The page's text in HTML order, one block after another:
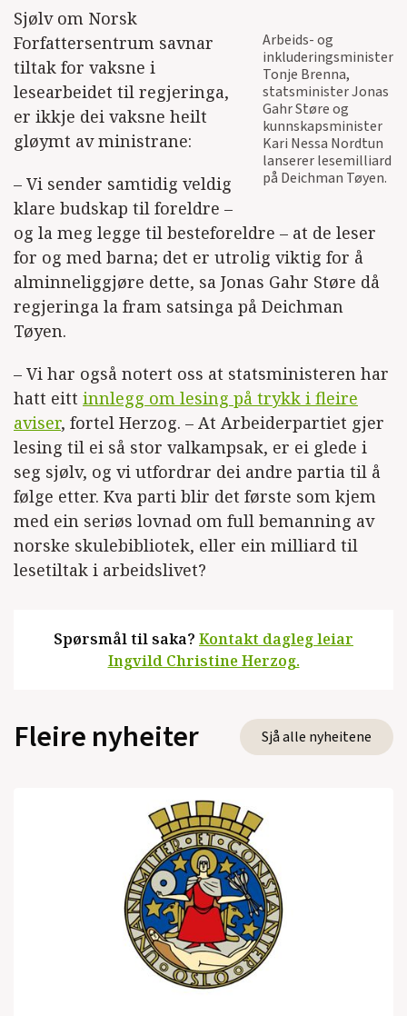
Arbeids- og
inkluderingsminister
Tonje Brenna,
statsminister Jonas
Gahr Støre og
kunnskapsminister
Kari Nessa Nordtun
lanserer lesemilliard
på Deichman Tøyen.
Sjølv om Norsk
Forfattersentrum savnar
tiltak for vaksne i
lesearbeidet til regjeringa,
er ikkje dei vaksne heilt
gløymt av ministrane:
– Vi sender samtidig veldig
klare budskap til foreldre –
og la meg legge til besteforeldre – at de leser
for og med barna; det er utrolig viktig for å
alminneliggjøre dette, sa Jonas Gahr Støre då
regjeringa la fram satsinga på Deichman
Tøyen.
– Vi har også notert oss at statsministeren har
hatt eitt innlegg om lesing på trykk i fleire
aviser, fortel Herzog. – At Arbeiderpartiet gjer
lesing til ei så stor valkampsak, er ei glede i
seg sjølv, og vi utfordrar dei andre partia til å
følge etter. Kva parti blir det første som kjem
med ein seriøs lovnad om full bemanning av
norske skulebibliotek, eller ein milliard til
lesetiltak i arbeidslivet?
Spørsmål til saka? Kontakt dagleg leiar
Ingvild Christine Herzog.
Fleire nyheiter Sjå alle nyheitene